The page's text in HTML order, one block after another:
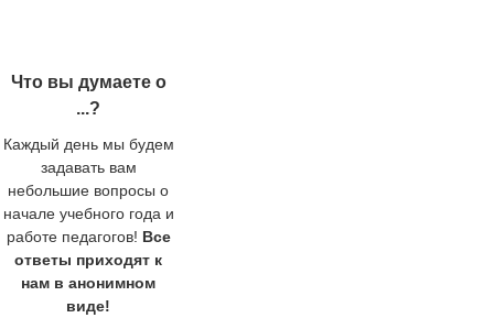
Что вы думаете о
...?
Каждый день мы будем
задавать вам
небольшие вопросы о
начале учебного года и
работе педагогов! Все
ответы приходят к
нам в анонимном
виде!